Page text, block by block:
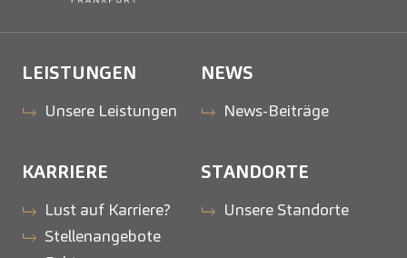
LEISTUNGEN
Unsere Leistungen
NEWS
News-Beiträge
KARRIERE
Lust auf Karriere?
Stellenangebote
STANDORTE
Unsere Standorte